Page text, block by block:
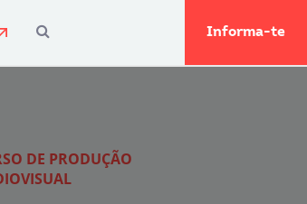
Informa-te
DE PRODUÇÃO